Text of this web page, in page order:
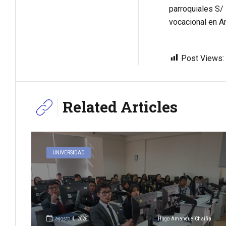
parroquiales S/
vocacional en
Post Views:
Related Articles
UNIVERSIDAD
agosto 4, 2026 Hugo Amanque Chaiña